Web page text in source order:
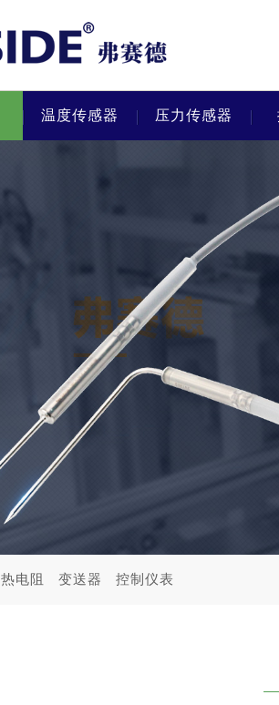
温度传感器 压力传感器
热电阻 变送器 控制仪表